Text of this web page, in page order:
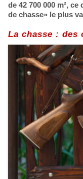
de 42 700 000 m²,
de chasse» le plus
La chasse :